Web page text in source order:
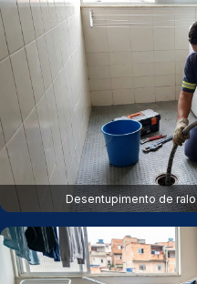
Desentupimento de